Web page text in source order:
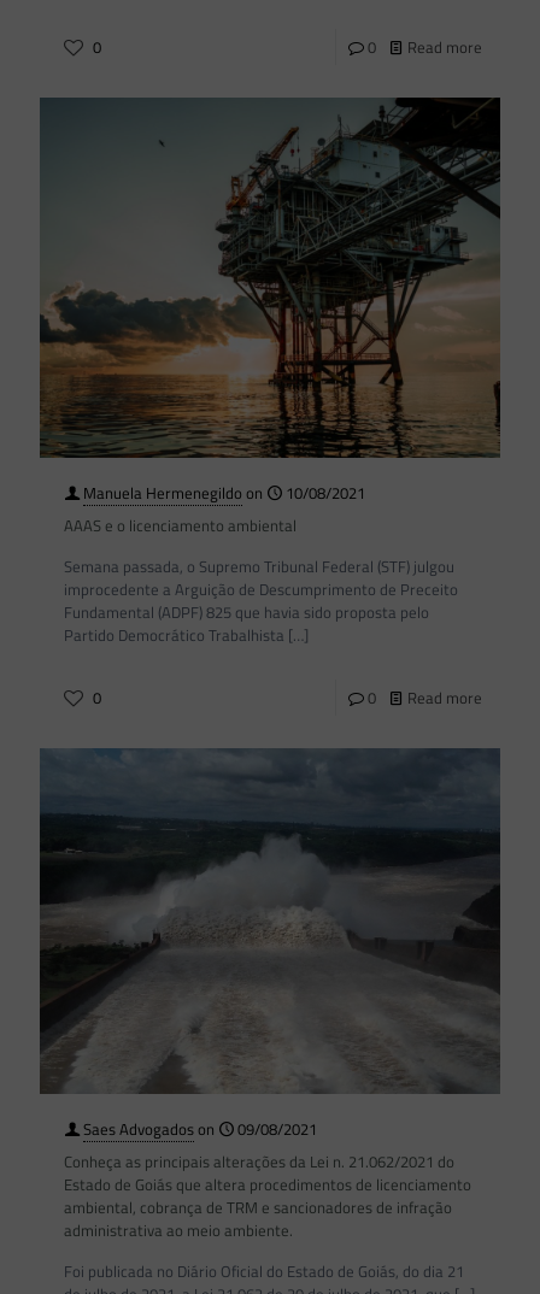
0 0 Read more
Manuela Hermenegildo on
10/08/2021
AAAS e o licenciamento ambiental
Semana passada, o Supremo Tribunal Federal (STF) julgou
improcedente a Arguição de Descumprimento de Preceito
Fundamental (ADPF) 825 que havia sido proposta pelo
Partido Democrático Trabalhista […]
0 0 Read more
Saes Advogadoson
09/08/2021
Conheça as principais alterações da Lei n. 21.062/2021 do
Estado de Goiás que altera procedimentos de licenciamento
ambiental, cobrança de TRM e sancionadores de infração
administrativa ao meio ambiente.
Foi publicada no Diário Oficial do Estado de Goiás, do dia 21